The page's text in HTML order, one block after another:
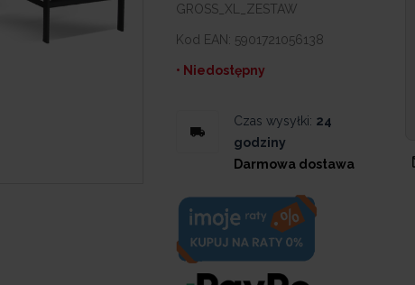
GROSS_XL_ZESTAW
Kod EAN: 5901721056138
• Niedostępny
Czas wysyłki: 24
godziny
Darmowa dostawa